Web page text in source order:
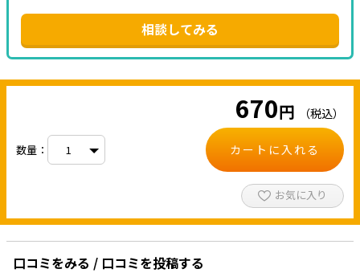
相談してみる
670円 （税込）
数量： カートに入れる
お気に入り
口コミをみる / 口コミを投稿する